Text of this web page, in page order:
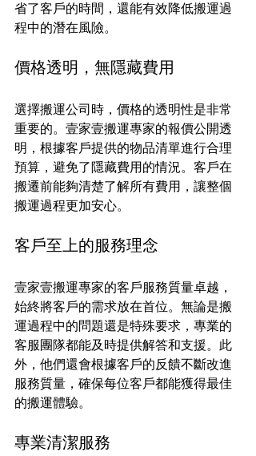
省了客戶的時間，還能有效降低搬運過
程中的潛在風險。
價格透明，無隱藏費用
選擇搬運公司時，價格的透明性是非常
重要的。壹家壹搬運專家的報價公開透
明，根據客戶提供的物品清單進行合理
預算，避免了隱藏費用的情況。客戶在
搬遷前能夠清楚了解所有費用，讓整個
搬運過程更加安心。
客戶至上的服務理念
壹家壹搬運專家的客戶服務質量卓越，
始終將客戶的需求放在首位。無論是搬
運過程中的問題還是特殊要求，專業的
客服團隊都能及時提供解答和支援。此
外，他們還會根據客戶的反饋不斷改進
服務質量，確保每位客戶都能獲得最佳
的搬運體驗。
專業清潔服務